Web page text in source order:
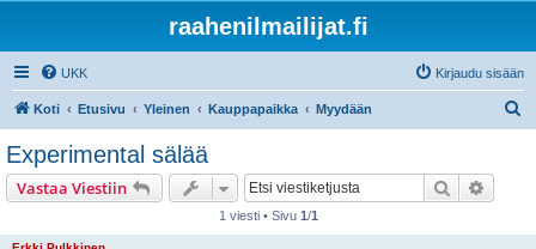
raahenilmailijat.fi
UKK Kirjaudu sisään
Koti Etusivu Yleinen Kauppapaikka Myydään
Experimental sälää
Vastaa Viestiin Etsi
1 viesti • Sivu 1/1